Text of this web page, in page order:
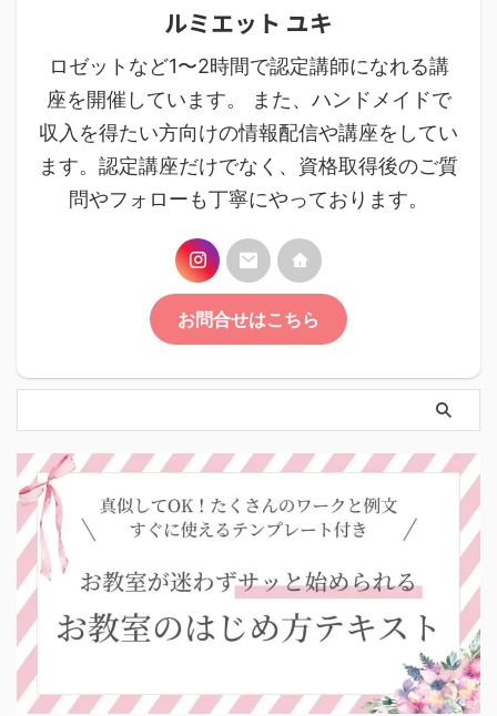
ルミエット ユキ
ロゼットなど1〜2時間で認定講師になれる講
座を開催しています。 また、ハンドメイドで
収入を得たい方向けの情報配信や講座をしてい
ます。認定講座だけでなく、資格取得後のご質
問やフォローも丁寧にやっております。
お問合せはこちら